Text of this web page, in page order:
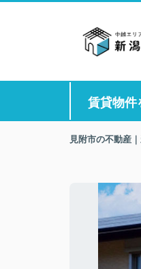
賃貸物件
見附市の不動産